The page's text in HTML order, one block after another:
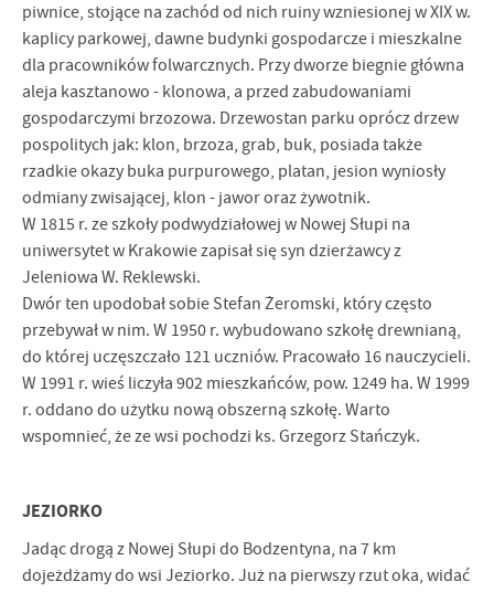
piwnice, stojące na zachód od nich ruiny wzniesionej w XIX w.
kaplicy parkowej, dawne budynki gospodarcze i mieszkalne
dla pracowników folwarcznych. Przy dworze biegnie główna
aleja kasztanowo - klonowa, a przed zabudowaniami
gospodar­czymi brzozowa. Drzewostan parku oprócz drzew
pospolitych jak: klon, brzoza, grab, buk, posiada także
rzadkie okazy buka purpurowego, platan, jesion wyniosły
odmiany zwisającej, klon - jawor oraz żywotnik.
W 1815 r. ze szkoły podwydziałowej w Nowej Słupi na
uniwersytet w Krakowie zapisał się syn dzierżawcy z
Jeleniowa W. Reklewski.
Dwór ten upodobał sobie Stefan Żeromski, który często
przebywał w nim. W 1950 r. wybudowano szkołę drewnianą,
do której uczęszczało 121 uczniów. Pracowało 16 nauczycieli.
W 1991 r. wieś liczyła 902 mieszkańców, pow. 1249 ha. W 1999
r. oddano do użytku nową obszerną szkołę. Warto
wspomnieć, że ze wsi pochodzi ks. Grzegorz Stańczyk.
JEZIORKO
Jadąc drogą z Nowej Słupi do Bodzentyna, na 7 km
dojeżdżamy do wsi Jeziorko. Już na pierwszy rzut oka, widać